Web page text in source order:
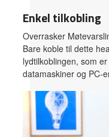
Enkel tilkobling
Overrasker
Bare koble til dette
lydtilkoblingen, som
datamaskiner og PC-